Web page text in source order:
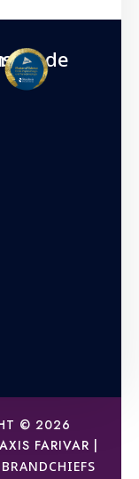
© 2026
FARIVAR |
BRANDCHIEFS